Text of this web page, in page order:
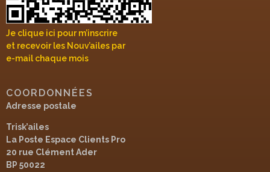
Je clique ici pour m’inscrire
et recevoir les Nouv’ailes par
e-mail chaque mois
COORDONNÉES
Adresse postale
Trisk’ailes
La Poste Espace Clients Pro
20 rue Clément Ader
BP 50022